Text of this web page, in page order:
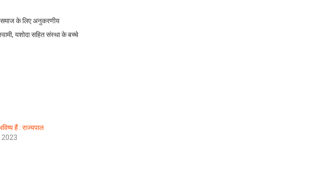
समाज के लिए अनुकरणीय
यशोदा सहित संस्था के बच्चे
हैं : राज्यपाल
2023